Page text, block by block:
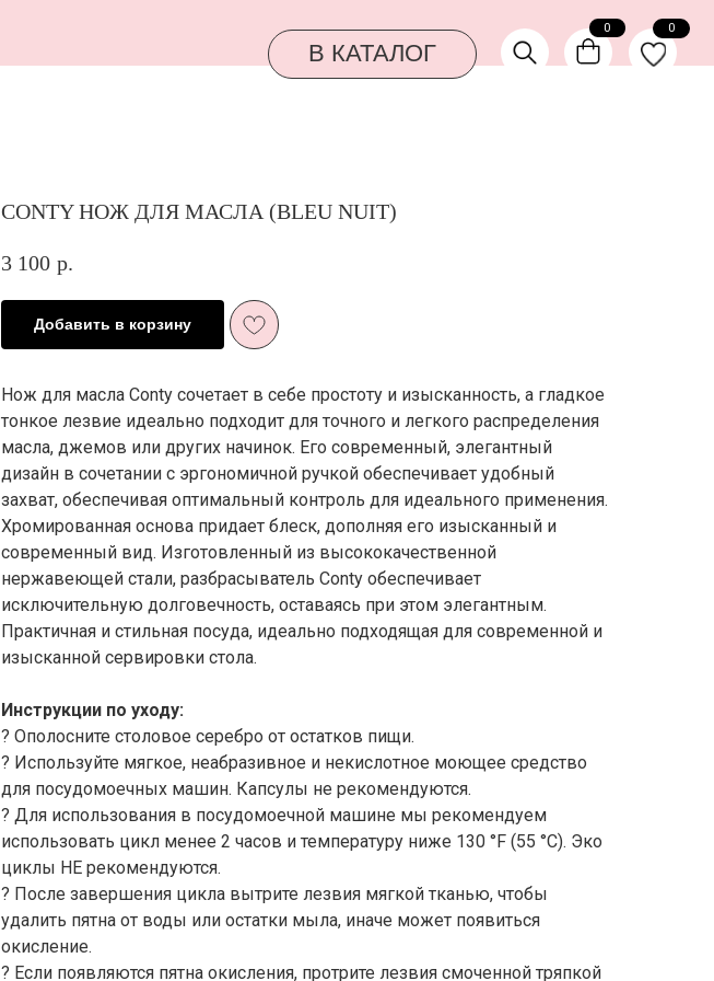
В КАТАЛОГ
CONTY НОЖ ДЛЯ МАСЛА (BLEU NUIT)
3 100 р.
Добавить в корзину
Нож для масла Conty сочетает в себе простоту и изысканность, а гладкое
тонкое лезвие идеально подходит для точного и легкого распределения
масла, джемов или других начинок. Его современный, элегантный
дизайн в сочетании с эргономичной ручкой обеспечивает удобный
захват, обеспечивая оптимальный контроль для идеального применения.
Хромированная основа придает блеск, дополняя его изысканный и
современный вид. Изготовленный из высококачественной
нержавеющей стали, разбрасыватель Conty обеспечивает
исключительную долговечность, оставаясь при этом элегантным.
Практичная и стильная посуда, идеально подходящая для современной и
изысканной сервировки стола.
Инструкции по уходу:
? Ополосните столовое серебро от остатков пищи.
? Используйте мягкое, неабразивное и некислотное моющее средство
для посудомоечных машин. Капсулы не рекомендуются.
? Для использования в посудомоечной машине мы рекомендуем
использовать цикл менее 2 часов и температуру ниже 130 °F (55 °C). Эко
циклы НЕ рекомендуются.
? После завершения цикла вытрите лезвия мягкой тканью, чтобы
удалить пятна от воды или остатки мыла, иначе может появиться
окисление.
? Если появляются пятна окисления, протрите лезвия смоченной тряпкой